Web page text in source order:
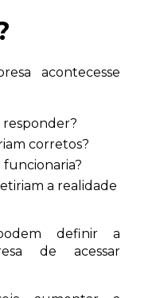
acontecesse
responder?
corretos?
funcionaria?
a realidade
definir a
de acessar